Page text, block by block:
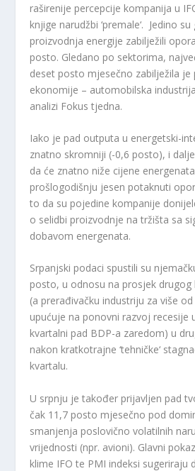
raširenije percepcije kompanija u
knjige narudžbi ‘premale‘. Jedino
proizvodnja energije zabilježili
posto. Gledano po sektorima,
deset posto mjesečno zabilježila je
ekonomije – automobilska
analizi Fokus tjedna.
Iako je pad outputa u energetski-
znatno skromniji (-0,6 posto), i
da će znatno niže cijene
prošlogodišnju jesen potaknuti
to da su pojedine kompanije
o selidbi proizvodnje na tržišta sa
dobavom energenata.
Srpanjski podaci spustili su
posto, u odnosu na prosjek drugog
(a prerađivačku industriju za više
upućuje na ponovni razvoj recesije
kvartalni pad BDP-a zaredom) u
nakon kratkotrajne ‘tehničke‘
kvartalu.
U srpnju je također prijavljen pad
čak 11,7 posto mjesečno pod
smanjenja poslovično volatilnih
vrijednosti (npr. avioni). Glavni
klime IFO te PMI indeksi sugeriraju